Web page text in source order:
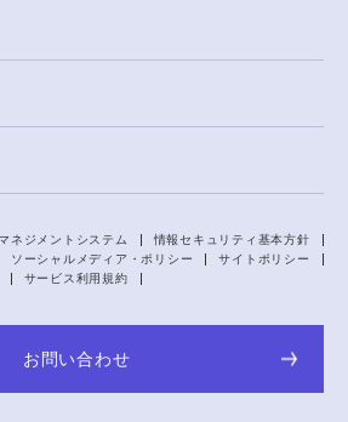
ネジメントシステム
情報セキュリティ基本方針
ソーシャルメディア・ポリシー
サイトポリシー
サービス利用規約
お問い合わせ